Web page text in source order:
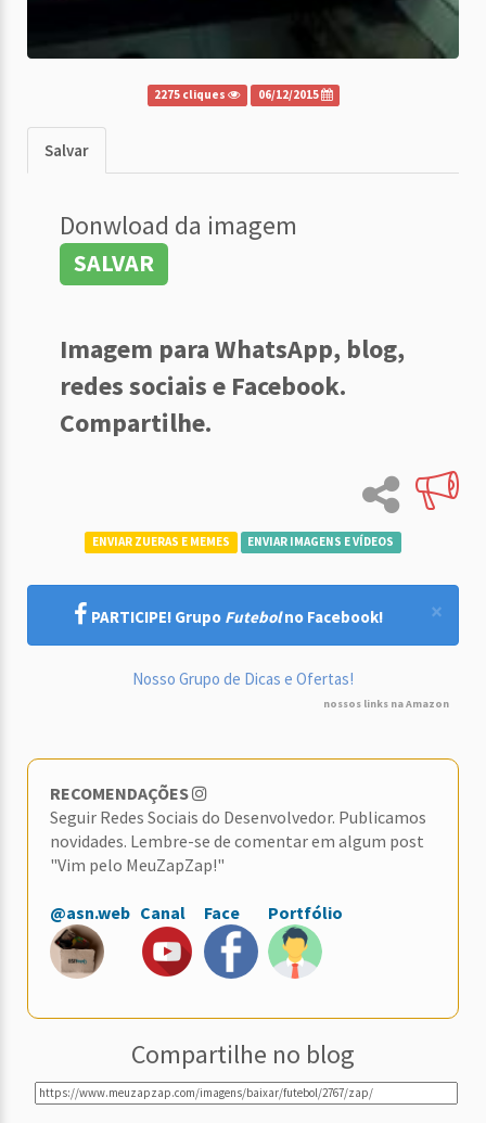
2275 cliques 06/12/2015
Salvar
Donwload da imagem
SALVAR
Imagem para WhatsApp, blog,
redes sociais e Facebook.
Compartilhe.
ENVIAR ZUERAS E MEMES ENVIAR IMAGENS E VÍDEOS
×
PARTICIPE! Grupo Futebolno Facebook!
Nosso Grupo de Dicas e Ofertas!
nossos links na Amazon
RECOMENDAÇÕES
Seguir Redes Sociais do Desenvolvedor. Publicamos
novidades. Lembre-se de comentar em algum post
"Vim pelo MeuZapZap!"
@asn.web Canal Face Portfólio
Compartilhe no blog